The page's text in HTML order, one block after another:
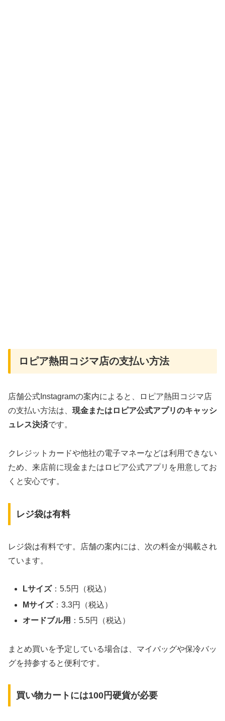
ロピア熱田コジマ店の支払い方法
店舗公式Instagramの案内によると、ロピア熱田コジマ店
の支払い方法は、 現金またはロピア公式アプリのキャッシ
ュレス決済です。
クレジットカードや他社の電子マネーなどは利用できない
ため、来店前に現金またはロピア公式アプリを用意してお
くと安心です。
レジ袋は有料
レジ袋は有料です。店舗の案内には、次の料金が掲載され
ています。
Lサイズ ：5.5円（税込）
Mサイズ：3.3円（税込）
オードブル用 ：5.5円（税込）
まとめ買いを予定している場合は、マイバッグや保冷バッ
グを持参すると便利です。
買い物カートには100円硬貨が必要